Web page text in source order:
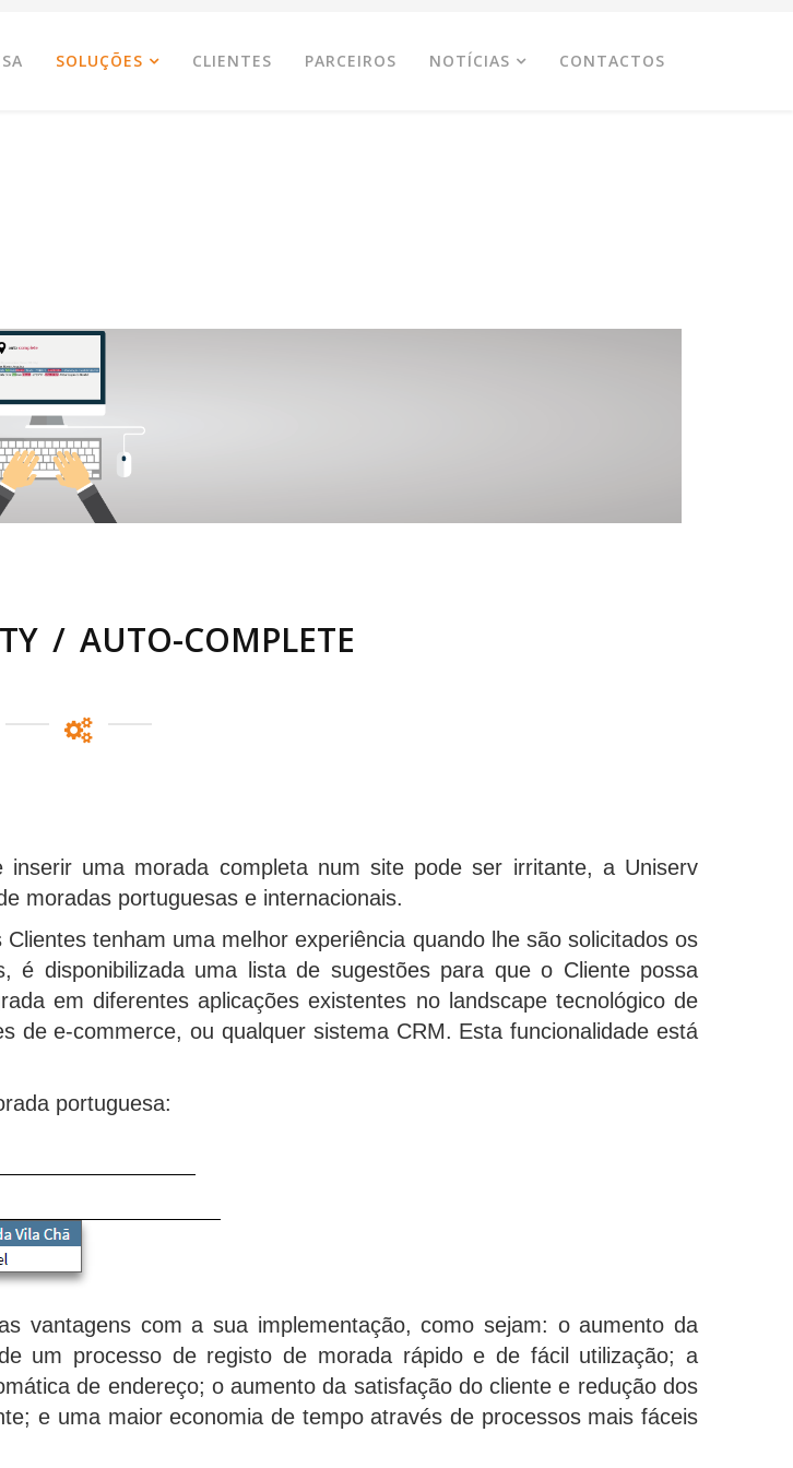
SOLUÇÕES CLIENTES PARCEIROS NOTÍCIAS CONTACTOS
/ AUTO-COMPLETE
uma morada completa num site pode ser irritante, a Uniserv
moradas portuguesas e internacionais.
tenham uma melhor experiência quando lhe são solicitados os
é disponibilizada uma lista de sugestões para que o Cliente possa
em diferentes aplicações existentes no landscape tecnológico de
de e-commerce, ou qualquer sistema CRM. Esta funcionalidade está
portuguesa:
vantagens com a sua implementação, como sejam: o aumento da
um processo de registo de morada rápido e de fácil utilização; a
de endereço; o aumento da satisfação do cliente e redução dos
e uma maior economia de tempo através de processos mais fáceis